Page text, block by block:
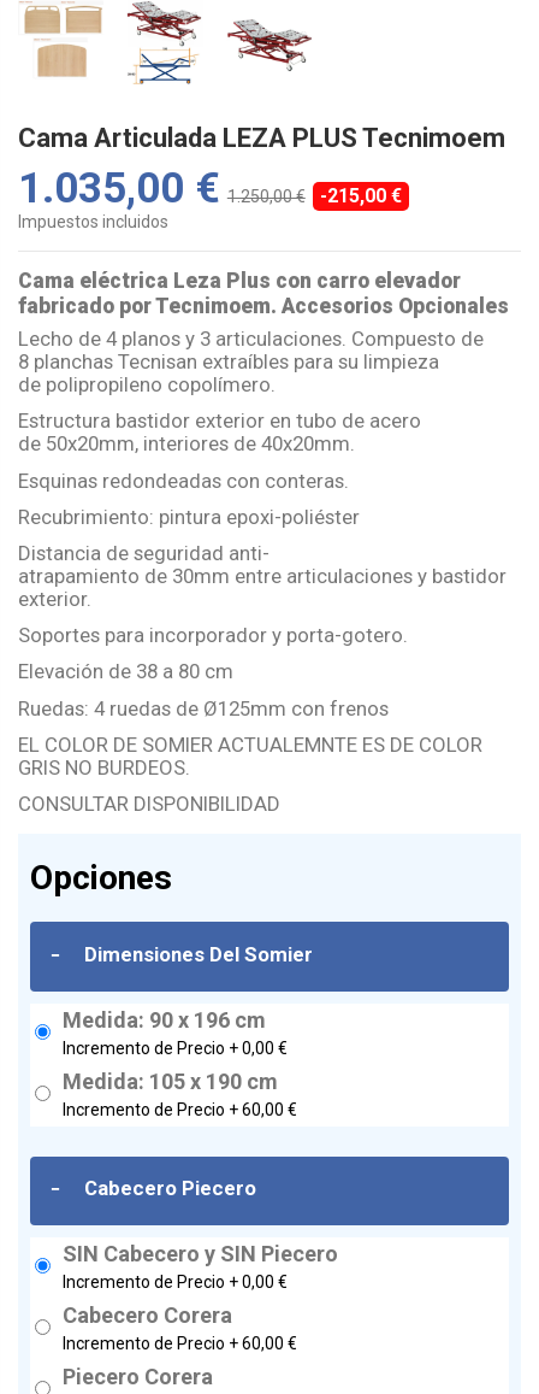
Cama Articulada LEZA PLUS Tecnimoem
1.035,00 € 1.250,00 € -215,00 €
Impuestos incluidos
Cama eléctrica Leza Plus con carro elevador
fabricado por Tecnimoem. Accesorios Opcionales
Lecho de 4 planos y 3 articulaciones. Compuesto de
8 planchas Tecnisan extraíbles para su limpieza
de polipropileno copolímero.
Estructura bastidor exterior en tubo de acero
de 50x20mm, interiores de 40x20mm.
Esquinas redondeadas con conteras.
Recubrimiento: pintura epoxi-poliéster
Distancia de seguridad anti-
atrapamiento de 30mm entre articulaciones y bastidor
exterior.
Soportes para incorporador y porta-gotero.
Elevación de 38 a 80 cm
Ruedas: 4 ruedas de Ø125mm con frenos
EL COLOR DE SOMIER ACTUALEMNTE ES DE COLOR
GRIS NO BURDEOS.
CONSULTAR DISPONIBILIDAD
Opciones
- Dimensiones Del Somier
Medida: 90 x 196 cm
Incremento de Precio +0,00 €
Medida: 105 x 190 cm
Incremento de Precio +60,00 €
- Cabecero Piecero
SIN Cabecero y SIN Piecero
Incremento de Precio +0,00 €
Cabecero Corera
Incremento de Precio +60,00 €
Piecero Corera